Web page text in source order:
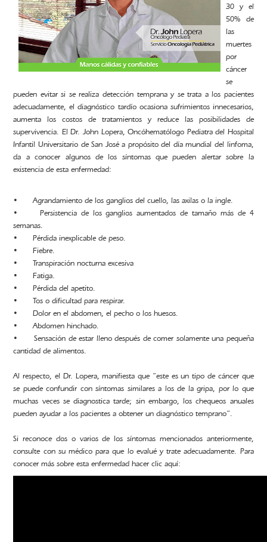
30 y el
50% de
las
muertes
por
cáncer
se
pueden evitar si se realiza detección temprana y se trata a los pacientes
adecuadamente, el diagnóstico tardío ocasiona sufrimientos innecesarios,
aumenta los costos de tratamientos y reduce las posibilidades de
supervivencia. El Dr. John Lopera, Oncóhematólogo Pediatra del Hospital
Infantil Universitario de San José a propósito del día mundial del linfoma,
da a conocer algunos de los síntomas que pueden alertar sobre la
existencia de esta enfermedad:
• Agrandamiento de los ganglios del cuello, las axilas o la ingle.
• Persistencia de los ganglios aumentados de tamaño más de 4
semanas.
• Pérdida inexplicable de peso.
• Fiebre.
• Transpiración nocturna excesiva
• Fatiga.
• Pérdida del apetito.
• Tos o dificultad para respirar.
• Dolor en el abdomen, el pecho o los huesos.
• Abdomen hinchado.
• Sensación de estar lleno después de comer solamente una pequeña
cantidad de alimentos.
Al respecto, el Dr. Lopera, manifiesta que “este es un tipo de cáncer que
se puede confundir con síntomas similares a los de la gripa, por lo que
muchas veces se diagnostica tarde; sin embargo, los chequeos anuales
pueden ayudar a los pacientes a obtener un diagnóstico temprano”.
Si reconoce dos o varios de los síntomas mencionados anteriormente,
consulte con su médico para que lo evalué y trate adecuadamente. Para
conocer más sobre esta enfermedad hacer clic aquí: